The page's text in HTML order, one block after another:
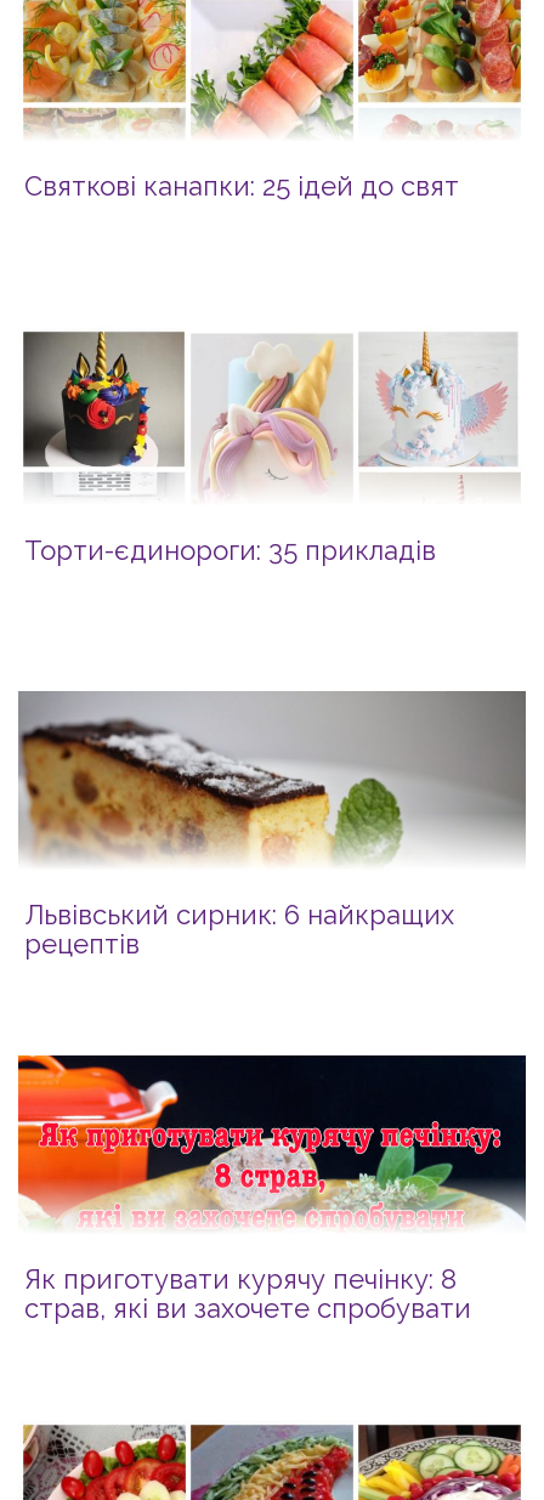
Святкові канапки: 25 ідей до свят
Торти-єдинороги: 35 прикладів
Львівський сирник: 6 найкращих
рецептів
Як приготувати курячу печінку: 8
страв, які ви захочете спробувати